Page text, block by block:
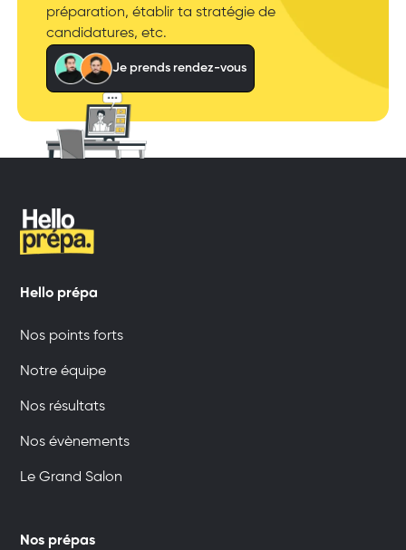
préparation, établir ta stratégie de
candidatures, etc.
Je prends rendez-vous
Hello prépa
Nos points forts
Notre équipe
Nos résultats
Nos évènements
Le Grand Salon
Nos prépas